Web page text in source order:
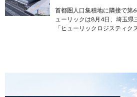
首都圏人口集積地に隣接で第
ューリックは8月4日、埼玉
「ヒューリックロジスティク